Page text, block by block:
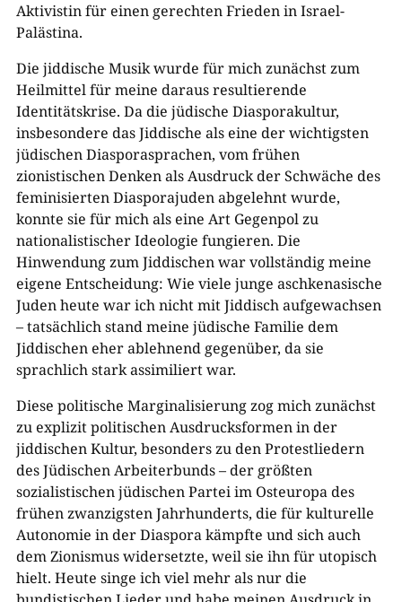
Aktivistin für einen gerechten Frieden in Israel-
Palästina.
Die jiddische Musik wurde für mich zunächst zum
Heilmittel für meine daraus resultierende
Identitätskrise. Da die jüdische Diasporakultur,
insbesondere das Jiddische als eine der wichtigsten
jüdischen Diasporasprachen, vom frühen
zionistischen Denken als Ausdruck der Schwäche des
feminisierten Diasporajuden abgelehnt wurde,
konnte sie für mich als eine Art Gegenpol zu
nationalistischer Ideologie fungieren. Die
Hinwendung zum Jiddischen war vollständig meine
eigene Entscheidung: Wie viele junge aschkenasische
Juden heute war ich nicht mit Jiddisch aufgewachsen
– tatsächlich stand meine jüdische Familie dem
Jiddischen eher ablehnend gegenüber, da sie
sprachlich stark assimiliert war.
Diese politische Marginalisierung zog mich zunächst
zu explizit politischen Ausdrucksformen in der
jiddischen Kultur, besonders zu den Protestliedern
des Jüdischen Arbeiterbunds – der größten
sozialistischen jüdischen Partei im Osteuropa des
frühen zwanzigsten Jahrhunderts, die für kulturelle
Autonomie in der Diaspora kämpfte und sich auch
dem Zionismus widersetzte, weil sie ihn für utopisch
hielt. Heute singe ich viel mehr als nur die